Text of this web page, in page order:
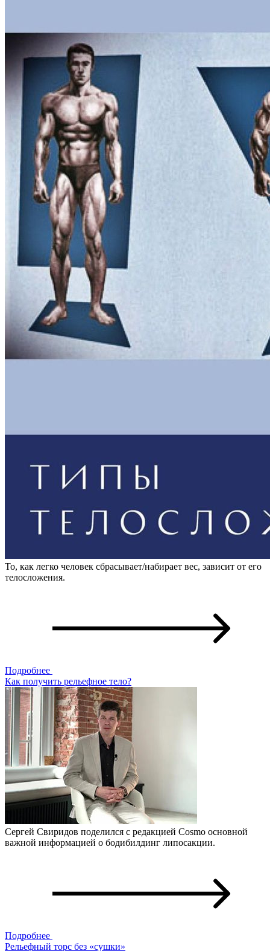
То, как легко человек сбрасывает/набирает вес, зависит от его
телосложения.
Подробнее
Как получить рельефное тело?
Сергей Свиридов поделился с редакцией Cosmo основной
важной информацией о бодибилдинг липосакции.
Подробнее
Рельефный торс без «сушки»